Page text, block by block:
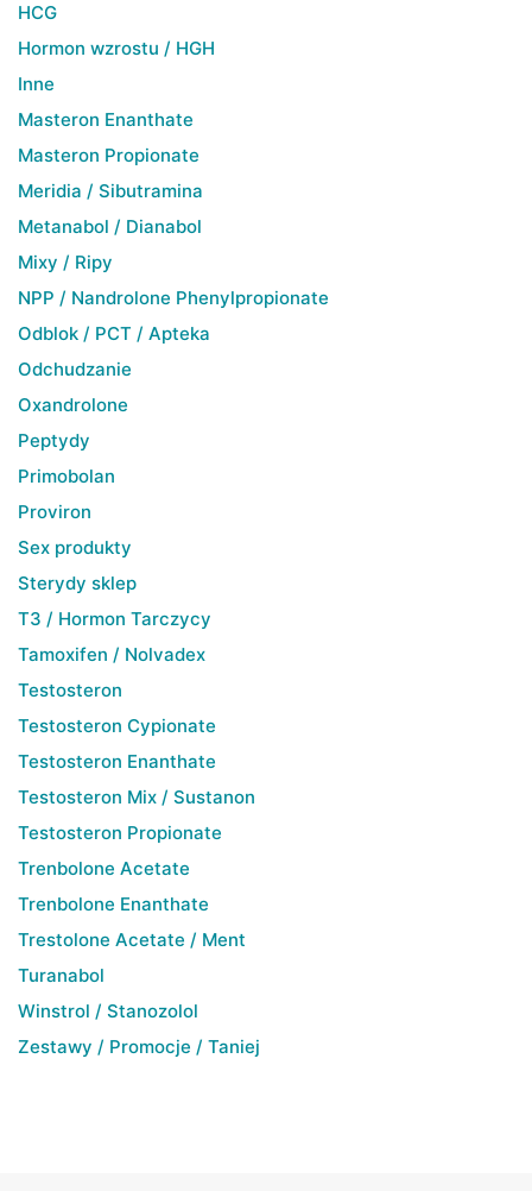
HCG
Hormon wzrostu / HGH
Inne
Masteron Enanthate
Masteron Propionate
Meridia / Sibutramina
Metanabol / Dianabol
Mixy / Ripy
NPP / Nandrolone Phenylpropionate
Odblok / PCT / Apteka
Odchudzanie
Oxandrolone
Peptydy
Primobolan
Proviron
Sex produkty
Sterydy sklep
T3 / Hormon Tarczycy
Tamoxifen / Nolvadex
Testosteron
Testosteron Cypionate
Testosteron Enanthate
Testosteron Mix / Sustanon
Testosteron Propionate
Trenbolone Acetate
Trenbolone Enanthate
Trestolone Acetate / Ment
Turanabol
Winstrol / Stanozolol
Zestawy / Promocje / Taniej